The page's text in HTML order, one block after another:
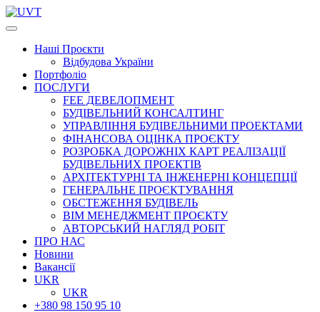
Наші Проєкти
Відбудова України
Портфоліо
ПОСЛУГИ
FEE ДЕВЕЛОПМЕНТ
БУДІВЕЛЬНИЙ КОНСАЛТИНГ
УПРАВЛІННЯ БУДІВЕЛЬНИМИ ПРОЕКТАМИ
ФІНАНСОВА ОЦІНКА ПРОЄКТУ
РОЗРОБКА ДОРОЖНІХ КАРТ РЕАЛІЗАЦІЇ
БУДІВЕЛЬНИХ ПРОЕКТІВ
АРХІТЕКТУРНІ ТА ІНЖЕНЕРНІ КОНЦЕПЦІЇ
ГЕНЕРАЛЬНЕ ПРОЄКТУВАННЯ
ОБСТЕЖЕННЯ БУДІВЕЛЬ
BIM МЕНЕДЖМЕНТ ПРОЄКТУ
АВТОРСЬКИЙ НАГЛЯД РОБІТ
ПРО НАС
Новини
Вакансії
UKR
UKR
+380 98 150 95 10